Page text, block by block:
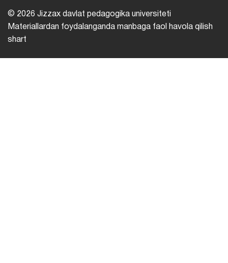
© 2026 Jizzax davlat pedagogika universiteti
Materiallardan foydalanganda manbaga faol havola qilish
shart